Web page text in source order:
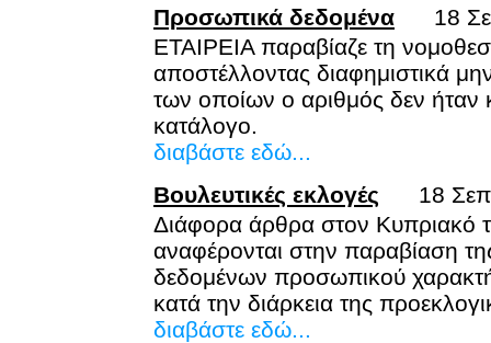
Προσωπικά δεδομένα 18
ΕΤΑΙΡΕΙΑ παραβίαζε τη
αποστέλλοντας διαφημιστικά
των οποίων ο αριθμός δεν ήταν
κατάλογο.
διαβάστε εδώ...
Βουλευτικές εκλογές 18 Σεπ
Διάφορα άρθρα στον Κυπριακό
αναφέρονται στην παραβίαση
δεδομένων προσωπικού
κατά την διάρκεια της
διαβάστε εδώ...